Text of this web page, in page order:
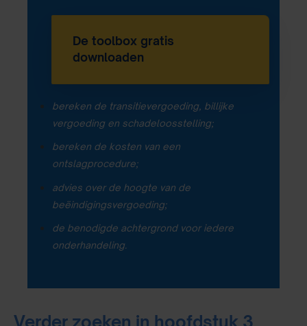
De toolbox gratis
downloaden
bereken de transitievergoeding, billijke
vergoeding en schadeloosstelling;
bereken de kosten van een
ontslagprocedure;
advies over de hoogte van de
beëindigingsvergoeding;
de benodigde achtergrond voor iedere
onderhandeling.